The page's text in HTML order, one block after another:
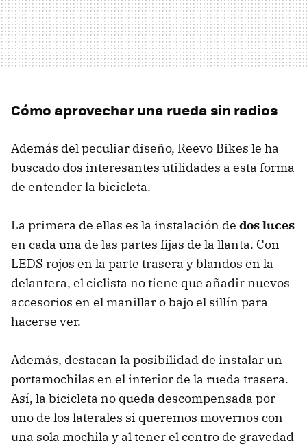
Cómo aprovechar una rueda sin radios
Además del peculiar diseño, Reevo Bikes le ha
buscado dos interesantes utilidades a esta forma
de entender la bicicleta.
La primera de ellas es la instalación de dos luces
en cada una de las partes fijas de la llanta. Con
LEDS rojos en la parte trasera y blandos en la
delantera, el ciclista no tiene que añadir nuevos
accesorios en el manillar o bajo el sillín para
hacerse ver.
Además, destacan la posibilidad de instalar un
portamochilas en el interior de la rueda trasera.
Así, la bicicleta no queda descompensada por
uno de los laterales si queremos movernos con
una sola mochila y al tener el centro de gravedad